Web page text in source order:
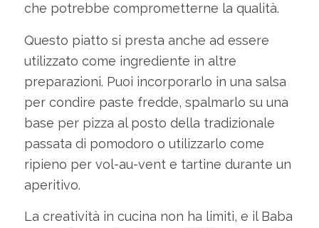
che potrebbe comprometterne la qualità.
Questo piatto si presta anche ad essere
utilizzato come ingrediente in altre
preparazioni. Puoi incorporarlo in una salsa
per condire paste fredde, spalmarlo su una
base per pizza al posto della tradizionale
passata di pomodoro o utilizzarlo come
ripieno per vol-au-vent e tartine durante un
aperitivo.
La creatività in cucina non ha limiti, e il Baba